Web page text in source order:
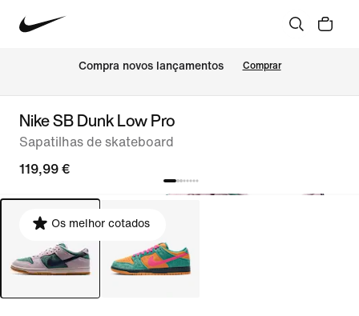
Compra novos lançamentos Comprar
Nike SB Dunk Low Pro
Sapatilhas de skateboard
119,99 €
Os melhor cotados